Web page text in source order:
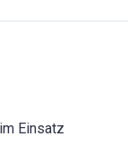
Einsatz